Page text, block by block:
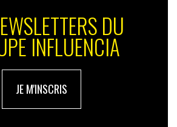
DU
INFLUENCIA
JE M'INSCRIS